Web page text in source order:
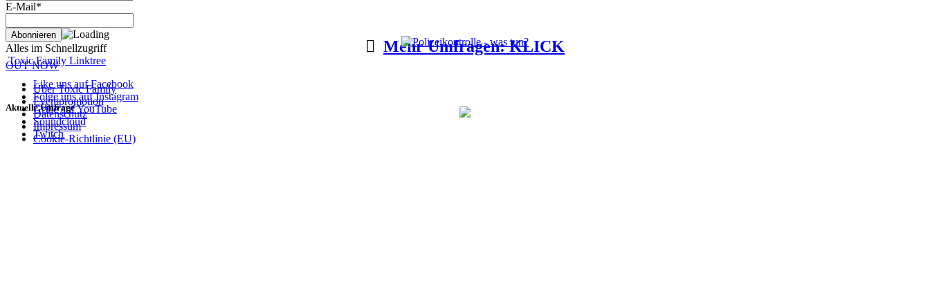
E-Mail*
Alles im Schnellzugriff
Toxic Family Linktree
Like uns auf Facebook
Folge uns auf Instagram
Grille auf YouTube
Soundcloud
Twitch
Aktuelle Umfrage
Mehr Umfragen: KLICK
OUT NOW
Über Toxic Family
Eventpromotion
Datenschutz
Impressum
Cookie-Richtlinie (EU)